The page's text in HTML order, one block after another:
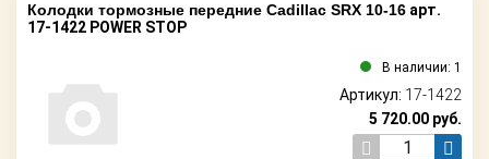
Колодки тормозные передние Cadillac SRX 10-16 арт.
17-1422 POWER STOP
В наличии: 1
Артикул: 17-1422
5 720.00 руб.